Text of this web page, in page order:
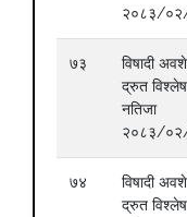
२०८३/
७३
विषादी
द्रुत
नतिजा
२०८३/
७४
विषादी
द्रुत